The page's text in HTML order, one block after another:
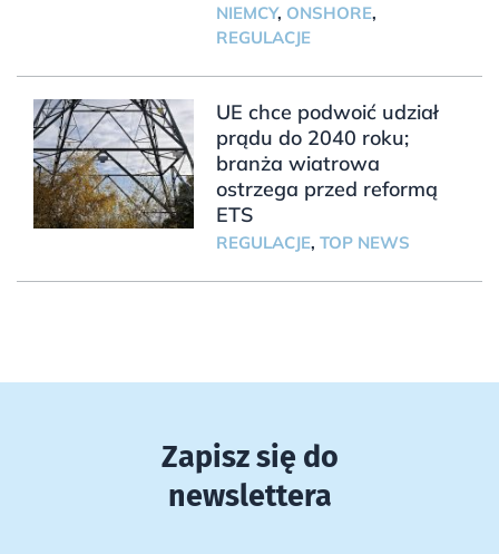
NIEMCY, ONSHORE,
REGULACJE
UE chce podwoić udział
prądu do 2040 roku;
branża wiatrowa
ostrzega przed reformą
ETS
REGULACJE, TOP NEWS
Zapisz się do
newslettera